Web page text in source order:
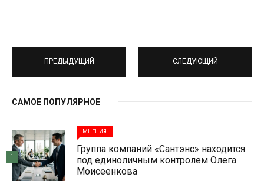
ПРЕДЫДУЩИЙ СЛЕДУЮЩИЙ
САМОЕ ПОПУЛЯРНОЕ
МНЕНИЯ
Группа компаний «Сантэнс» находится
под единоличным контролем Олега
Моисеенкова
1